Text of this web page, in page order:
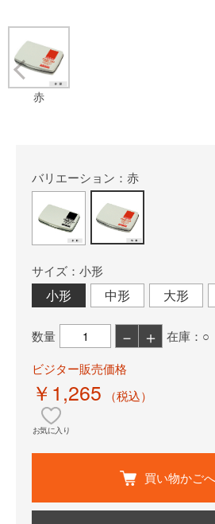
赤
Prev
バリエーション：赤
サイズ：小形
小形 中形 大形
数量 － ＋
在庫：○
ビジター販売価格
￥1,265 （税込）
お気に入り
買い物かご